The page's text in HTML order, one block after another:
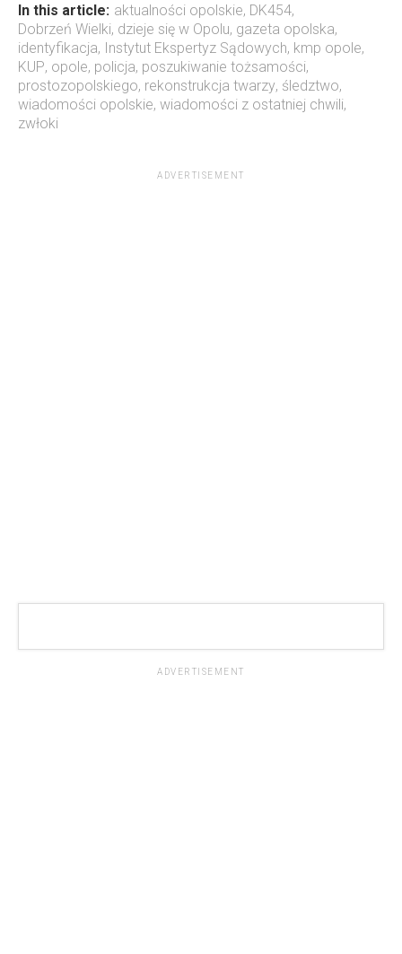
In this article: aktualności opolskie, DK454,
Dobrzeń Wielki, dzieje się w Opolu, gazeta opolska,
identyfikacja, Instytut Ekspertyz Sądowych, kmp opole,
KUP, opole, policja, poszukiwanie tożsamości,
prostozopolskiego, rekonstrukcja twarzy, śledztwo,
wiadomości opolskie, wiadomości z ostatniej chwili,
zwłoki
ADVERTISEMENT
ADVERTISEMENT